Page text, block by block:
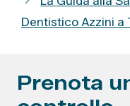
g
o
Dentistico Azzini a
Prenota